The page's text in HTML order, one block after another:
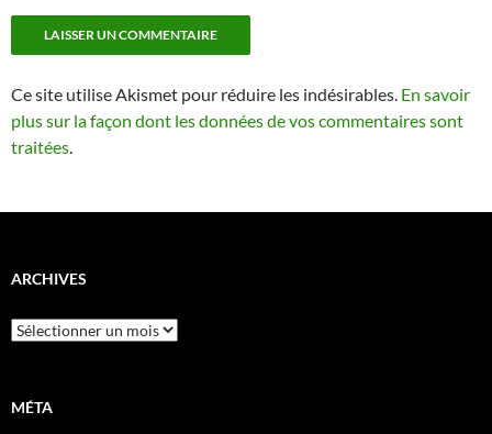
Ce site utilise Akismet pour réduire les indésirables. En savoir
plus sur la façon dont les données de vos commentaires sont
traitées.
ARCHIVES
Archives
MÉTA